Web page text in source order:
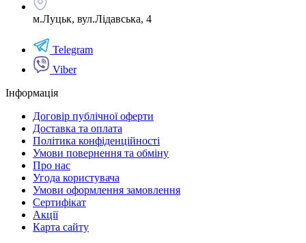
м.Луцьк, вул.Лідавська, 4
Telegram
Viber
Інформація
Договір публічної оферти
Доставка та оплата
Політика конфіденційності
Умови повернення та обміну
Про нас
Угода користувача
Умови оформлення замовлення
Сертифікат
Акції
Карта сайту